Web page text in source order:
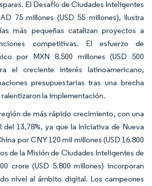
El Desafío de Ciudades Inteligentes
75 millones (USD 55 millones), ilustra
más pequeñas catalizan proyectos a
competitivas. El esfuerzo de
por MXN 8.500 millones (USD 500
el creciente interés latinoamericano,
presupuestarias tras una brecha
la implementación.
de más rápido crecimiento, con una
13,78%, ya que la Iniciativa de Nueva
por CNY 120 mil millones (USD 16.800
de la Misión de Ciudades Inteligentes de
crore (USD 5.800 millones) incorporan
nivel al ámbito digital. Los campeones